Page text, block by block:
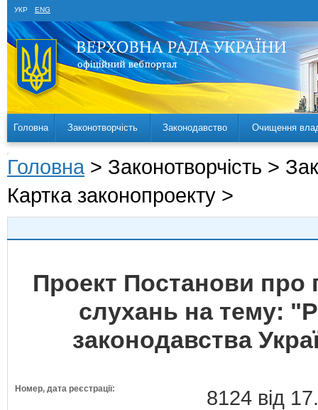
УКР ENG
Головна Законотворчість Законодавство Очищення
Головна > Законотворчість >
Картка законопроекту >
Проект Постанови про
слухань на тему:
законодавства
Номер, дата реєстрації: 8124 від